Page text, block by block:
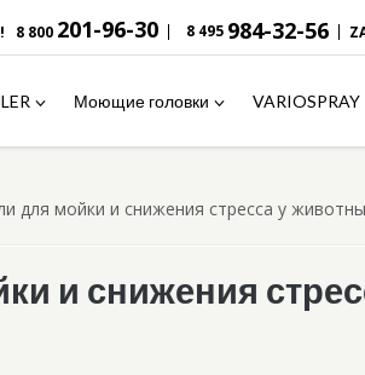
8 800 201-96-30 | 8 495 984-32-56 |
Моющие головки VARIOSPRAY
для мойки и снижения стресса у
и снижения